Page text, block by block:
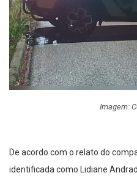
Imagem:
De acordo com o relato do
identificada como Lidiane